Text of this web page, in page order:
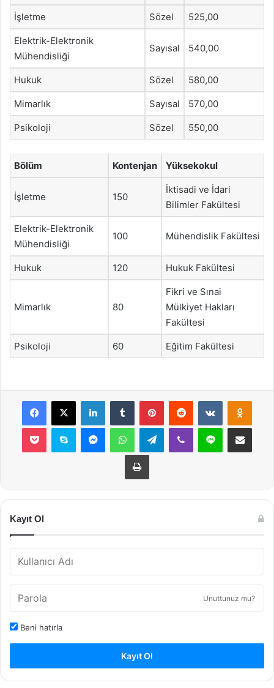
İşletme Sözel 525,00
Elektrik-Elektronik
Mühendisliği
Sayısal 540,00
Hukuk Sözel 580,00
Mimarlık Sayısal 570,00
Psikoloji Sözel 550,00
Bölüm Kontenjan Yüksekokul
İşletme 150
İktisadi ve İdari
Bilimler Fakültesi
Elektrik-Elektronik
Mühendisliği
100 Mühendislik Fakültesi
Hukuk 120 Hukuk Fakültesi
Mimarlık 80
Fikri ve Sınai
Mülkiyet Hakları
Fakültesi
Psikoloji 60 Eğitim Fakültesi
Facebook
X LinkedInTumblr PinterestReddit VKontakte
Pocket Skype MessengerWhatsAppTelegramViber Line E-Posta ile
Yazdır
Kayıt Ol
Unuttunuz mu?
Beni hatırla
Kayıt Ol